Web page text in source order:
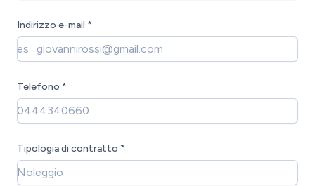
Indirizzo e-mail *
Telefono *
Tipologia di contratto *